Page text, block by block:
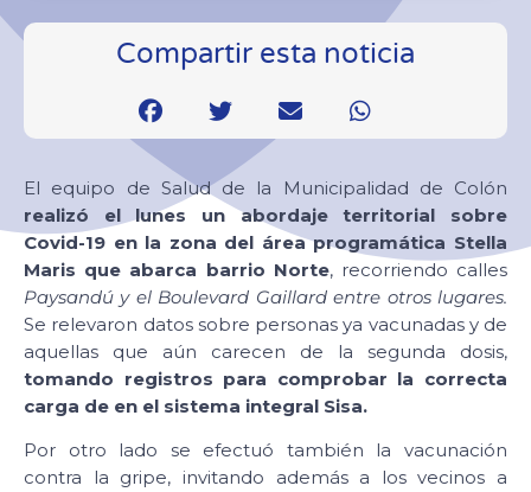
Compartir esta noticia
El equipo de Salud de la Municipalidad de Colón
realizó el lunes un abordaje territorial sobre
Covid-19 en la zona del área programática Stella
Maris que abarca barrio Norte, recorriendo calles
Paysandú y el Boulevard Gaillard entre otros lugares.
Se relevaron datos sobre personas ya vacunadas y de
aquellas que aún carecen de la segunda dosis,
tomando registros para comprobar la correcta
carga de en el sistema integral Sisa.
Por otro lado se efectuó también la vacunación
contra la gripe, invitando además a los vecinos a